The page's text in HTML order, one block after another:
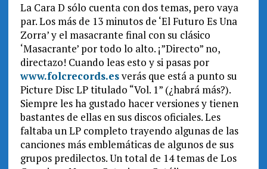
La Cara D sólo cuenta con dos temas, pero vaya
par. Los más de 13 minutos de ‘El Futuro Es Una
Zorra’ y el masacrante final con su clásico
‘Masacrante’ por todo lo alto. ¡”Directo” no,
directazo! Cuando leas esto y si pasas por
www.folcrecords.esverás que está a punto su
Picture Disc LP titulado “Vol. 1” (¿habrá más?).
Siempre les ha gustado hacer versiones y tienen
bastantes de ellas en sus discos oficiales. Les
faltaba un LP completo trayendo algunas de las
canciones más emblemáticas de algunos de sus
grupos predilectos. Un total de 14 temas de Los